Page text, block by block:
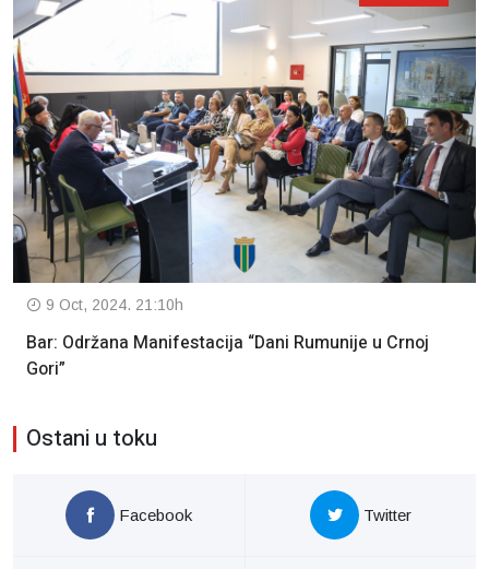
9 Oct, 2024. 21:10h
Bar: Održana Manifestacija “Dani Rumunije u Crnoj
Gori”
Ostani u toku
Facebook Twitter